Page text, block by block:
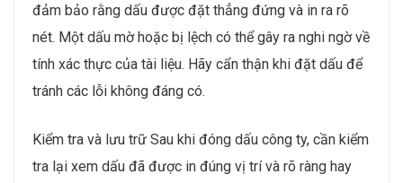
đảm bảo rằng dấu được đặt thẳng đứng và in ra rõ
nét. Một dấu mờ hoặc bị lệch có thể gây ra nghi ngờ về
tính xác thực của tài liệu. Hãy cẩn thận khi đặt dấu để
tránh các lỗi không đáng có.
Kiểm tra và lưu trữ Sau khi đóng dấu công ty, cần kiểm
tra lại xem dấu đã được in đúng vị trí và rõ ràng hay